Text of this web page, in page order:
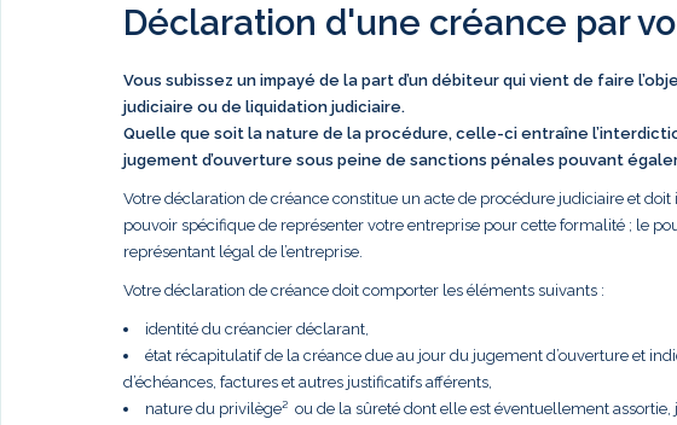
Déclaration d'une créance par
Vous subissez un impayé de la part d’un débiteur qui vient de faire
judiciaire ou de liquidation judiciaire.
Quelle que soit la nature de la procédure, celle-ci entraîne
jugement d’ouverture sous peine de sanctions pénales pouvant
Votre déclaration de créance constitue un acte de procédure judiciaire et
pouvoir spécifique de représenter votre entreprise pour cette formalité ; le
représentant légal de l’entreprise.
Votre déclaration de créance doit comporter les éléments suivants :
identité du créancier déclarant,
état récapitulatif de la créance due au jour du jugement d’ouverture et
d’échéances, factures et autres justificatifs afférents,
nature du privilège² ou de la sûreté dont elle est éventuellement assortie,